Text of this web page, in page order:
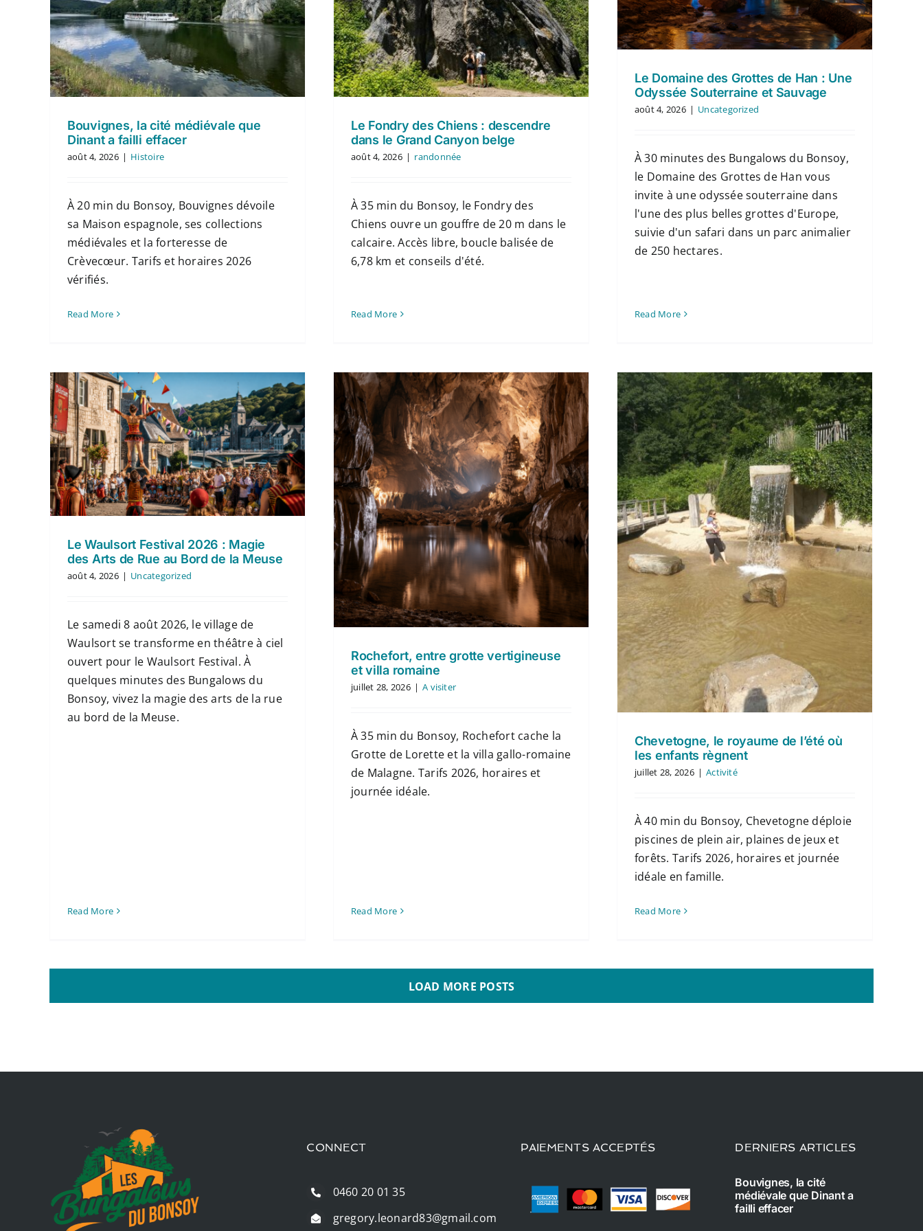
Bouvignes, la cité médiévale que
Dinant a failli effacer
août 4, 2026 | Histoire
À 20 min du Bonsoy, Bouvignes dévoile
sa Maison espagnole, ses collections
médiévales et la forteresse de
Crèvecœur. Tarifs et horaires 2026
vérifiés.
Read More
Le Fondry des Chiens : descendre
dans le Grand Canyon belge
août 4, 2026 | randonnée
À 35 min du Bonsoy, le Fondry des
Chiens ouvre un gouffre de 20 m dans le
calcaire. Accès libre, boucle balisée de
6,78 km et conseils d'été.
Read More
Le Domaine des Grottes de Han : Une
Odyssée Souterraine et Sauvage
août 4, 2026 | Uncategorized
À 30 minutes des Bungalows du Bonsoy,
le Domaine des Grottes de Han vous
invite à une odyssée souterraine dans
l'une des plus belles grottes d'Europe,
suivie d'un safari dans un parc animalier
de 250 hectares.
Read More
Le Waulsort Festival 2026 : Magie
des Arts de Rue au Bord de la Meuse
août 4, 2026 | Uncategorized
Le samedi 8 août 2026, le village de
Waulsort se transforme en théâtre à ciel
ouvert pour le Waulsort Festival. À
quelques minutes des Bungalows du
Bonsoy, vivez la magie des arts de la rue
au bord de la Meuse.
Read More
Rochefort, entre grotte vertigineuse
et villa romaine
juillet 28, 2026 | A visiter
À 35 min du Bonsoy, Rochefort cache la
Grotte de Lorette et la villa gallo-romaine
de Malagne. Tarifs 2026, horaires et
journée idéale.
Read More
Chevetogne, le royaume de l’été où
les enfants règnent
juillet 28, 2026 | Activité
À 40 min du Bonsoy, Chevetogne déploie
piscines de plein air, plaines de jeux et
forêts. Tarifs 2026, horaires et journée
idéale en famille.
Read More
LOAD MORE POSTS
CONNECT
0460 20 01 35
gregory.leonard83@gmail.com
PAIEMENTS ACCEPTÉS DERNIERS ARTICLES
Bouvignes, la cité
médiévale que Dinant a
failli effacer